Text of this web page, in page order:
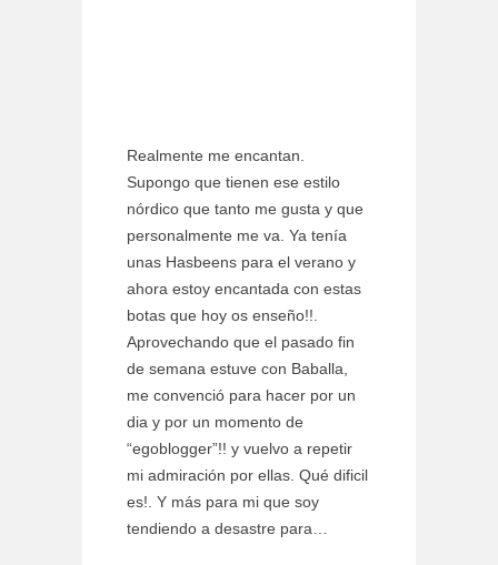
Realmente me encantan.
Supongo que tienen ese estilo
nórdico que tanto me gusta y que
personalmente me va. Ya tenía
unas Hasbeens para el verano y
ahora estoy encantada con estas
botas que hoy os enseño!!.
Aprovechando que el pasado fin
de semana estuve con Baballa,
me convenció para hacer por un
dia y por un momento de
“egoblogger”!! y vuelvo a repetir
mi admiración por ellas. Qué dificil
es!. Y más para mi que soy
tendiendo a desastre para…